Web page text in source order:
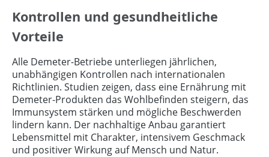
Kontrollen und gesundheitliche
Vorteile
Alle Demeter-Betriebe unterliegen jährlichen,
unabhängigen Kontrollen nach internationalen
Richtlinien. Studien zeigen, dass eine Ernährung mit
Demeter-Produkten das Wohlbefinden steigern, das
Immunsystem stärken und mögliche Beschwerden
lindern kann. Der nachhaltige Anbau garantiert
Lebensmittel mit Charakter, intensivem Geschmack
und positiver Wirkung auf Mensch und Natur.